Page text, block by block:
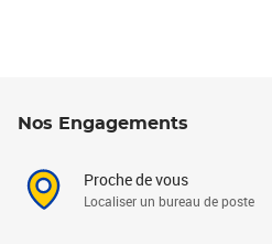
Nos Engagements
Proche de vous
Localiser un bureau de poste